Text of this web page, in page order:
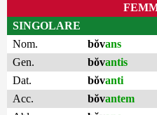
SINGOLARE
Nom.
bŏvans
Gen.
bŏvantis
Dat.
bŏvanti
Acc.
bŏvantem